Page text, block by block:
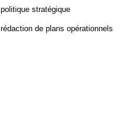
politique stratégique
rédaction de plans opérationnels